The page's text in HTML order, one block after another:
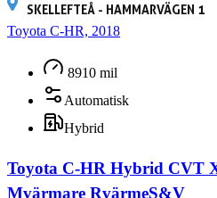
SKELLEFTEÅ - HAMMARVÄGEN 1
Toyota C-HR, 2018
8910 mil
Automatisk
Hybrid
Toyota C-HR Hybrid CVT
Mvärmare RvärmeS&V